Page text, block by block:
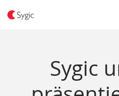
Sygic